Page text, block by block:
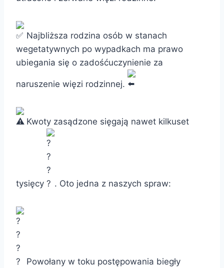
Najbliższa rodzina osób w stanach
wegetatywnych po wypadkach ma prawo
ubiegania się o zadośćuczynienie za
naruszenie więzi rodzinnej.
Kwoty zasądzone sięgają nawet kilkuset
tysięcy . Oto jedna z naszych spraw:
Powołany w toku postępowania biegły